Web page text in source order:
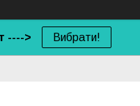
----> Вибрати!